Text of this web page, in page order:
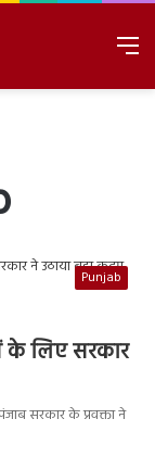
Punjab
के लिए सरकार
सरकार के प्रवक्ता ने